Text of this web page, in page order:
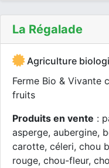
La Régalade
Agriculture
Ferme Bio & Vivante
fruits
Produits en vente :
asperge, aubergine,
carotte, céleri, chou
rouge, chou-fleur,